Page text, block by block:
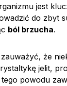
jest
do zbyt
ból brzucha.
że
jelit,
tego powodu